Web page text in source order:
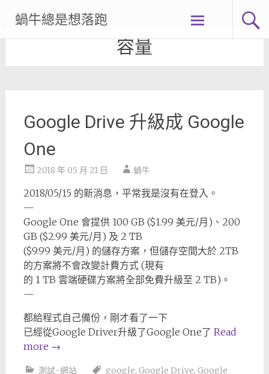
content
蝸牛總是想落跑
容量
Google Drive 升級成 Google
One
2018 年 05 月 21 日 蝸牛
2018/05/15 的新消息，平常我是沒有在登入。
—
Google One 會提供 100 GB ($1.99 美元/月)、200
GB ($2.99 美元/月) 及 2 TB
($9.99 美元/月) 的儲存方案，但儲存空間大於 2TB
的方案將不會改變計費方式 (現有
的 1 TB 雲端硬碟方案將全部免費升級至 2 TB)。
—
都給程式自己備份，剛才看了一下
已經從Google Driver升級了Google One了 Read
more →
測試-網站 google, Google Drive, Google